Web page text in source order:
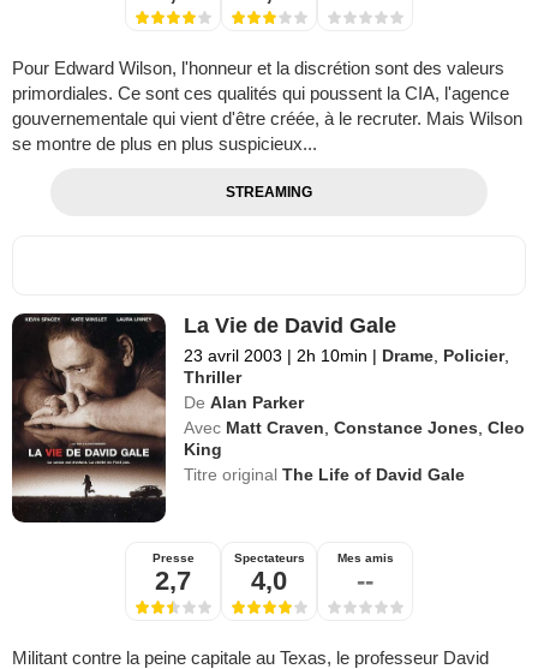
Pour Edward Wilson, l'honneur et la discrétion sont des valeurs
primordiales. Ce sont ces qualités qui poussent la CIA, l'agence
gouvernementale qui vient d'être créée, à le recruter. Mais Wilson
se montre de plus en plus suspicieux...
STREAMING
La Vie de David Gale
23 avril 2003 | 2h 10min | Drame Policier,
Thriller
De Alan Parker
Avec Matt Craven ,Constance Jones ,Cleo
King
Titre originalThe Life of David Gale
Presse
2,7
Spectateurs
4,0
Mes amis
--
Militant contre la peine capitale au Texas, le professeur David